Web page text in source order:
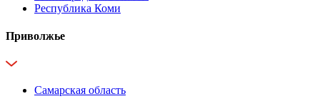
Республика Коми
Приволжье
Самарская область